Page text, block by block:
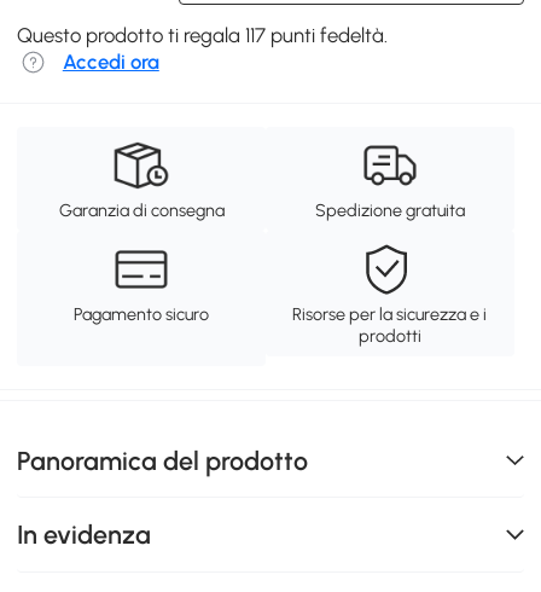
Questo prodotto ti regala 117 punti fedeltà.
Accedi ora
Garanzia di consegna Spedizione gratuita
Pagamento sicuro
Risorse per la sicurezza e i
prodotti
Panoramica del prodotto
In evidenza